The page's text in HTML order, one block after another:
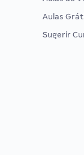
Aulas
Sugerir